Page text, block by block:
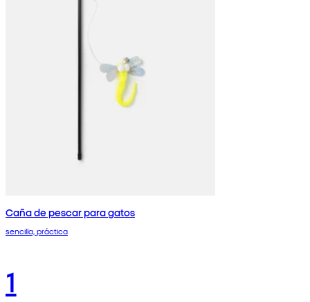
Caña de pescar para gatos
sencilla, práctica
1